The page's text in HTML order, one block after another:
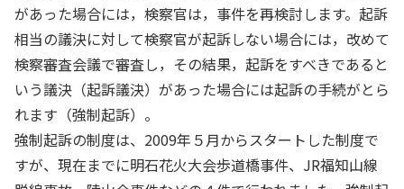
があった場合には，検察官は，事件を再検討します。起訴
相当の議決に対して検察官が起訴しない場合には，改めて
検察審査会議で審査し，その結果，起訴をすべきであると
いう議決（起訴議決）があった場合には起訴の手続がとら
れます（強制起訴）。
強制起訴の制度は、2009年５月からスタートした制度で
すが、現在までに明石花火大会歩道橋事件、JR福知山線